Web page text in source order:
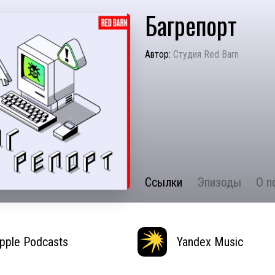
Багрепорт
Автор: Студия Red Barn
Ссылки Эпизоды О
Podcasts Yandex Music